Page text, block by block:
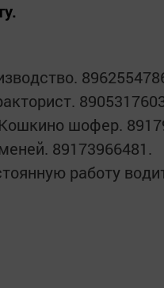
шофер.
89173966481.
работу